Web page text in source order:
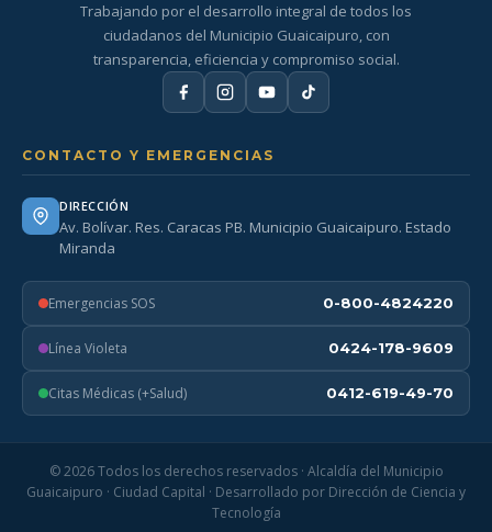
Trabajando por el desarrollo integral de todos los
ciudadanos del Municipio Guaicaipuro, con
transparencia, eficiencia y compromiso social.
CONTACTO Y EMERGENCIAS
DIRECCIÓN
Av. Bolívar. Res. Caracas PB. Municipio Guaicaipuro. Estado
Miranda
Emergencias SOS 0-800-4824220
Línea Violeta 0424-178-9609
Citas Médicas (+Salud) 0412-619-49-70
© 2026 Todos los derechos reservados · Alcaldía del Municipio
Guaicaipuro · Ciudad Capital · Desarrollado por Dirección de Ciencia y
Tecnología